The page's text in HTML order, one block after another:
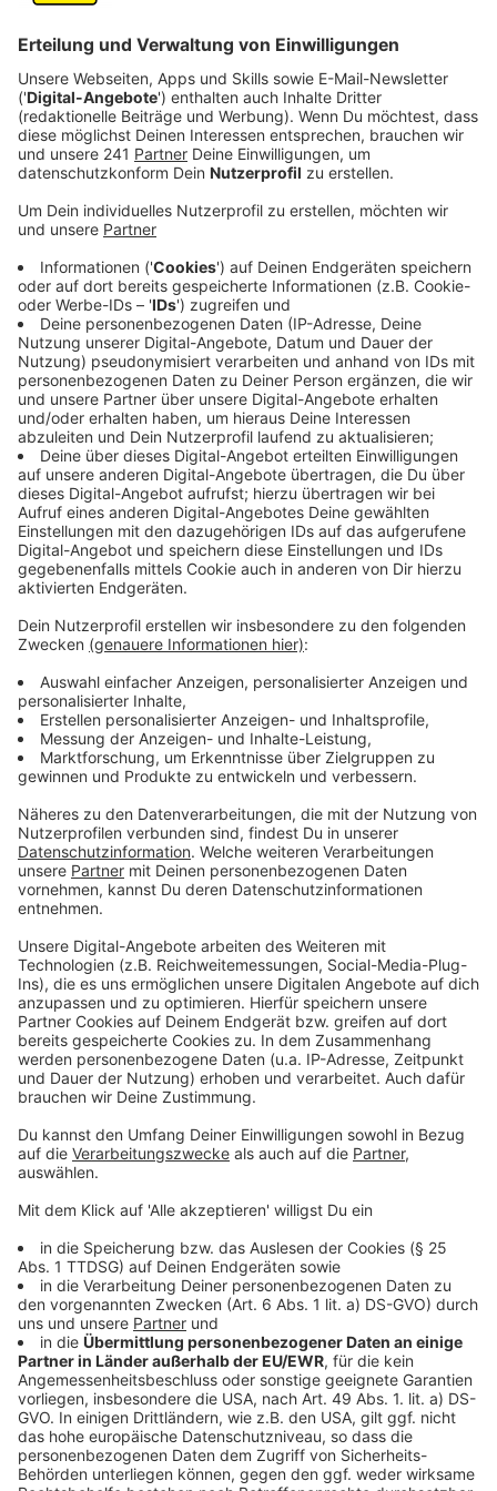
Kennt ihr das Gefühl, wenn euch jemand für etwas
dankbar ist und dabei ein Leuchten in den Augen hat?
Bei der Vorstellung bekomme ich jetzt immer noch
Gänsehaut. Ist mir vor ein paar Tagen mit meiner 86-
jährigen Nachbarin so passiert.
Sie stand plötzlich zusammen mit einer Pflegerin ihres
Pflegedienstes vor meiner Wohnungstür und klagte
über ihre Heizung. Irgendetwas stimme damit nicht
und ihr sei ganz kalt.
Am Anfang habe ich etwas gezögert. Ihr müsst wissen:
ich bin schon froh, wenn ich einen Nachtschrank von
Ikea, der aus fünf Teilen besteht, irgendwie
zusammenklöppeln kann.
Aber gut, ich habe es dann einfach mal probiert.
Also bin ich der alten Dame in ihre Wohnung gefolgt
und dann sah ich sie: eine Heizung, eingepfercht in
einen dunklen Schrank- die Türen standen
sperrangelweit auf. Von außen erinnerte mich die
Heizung an den Maschinenraum eines
Kreuzfahrtschiffes. Vier Regler, die alle aussahen, als
würden sie mir sagen wollen: „Wehe, du drehst an mir
herum. Dann kannst du was erleben!“
Das Risiko wollte ich definitiv nicht eingehen und habe
deswegen meine Vermieterin über WhatsApp
angeschrieben, die auch mir schon in vielen Situationen
helfen konnte. Sie hat sich dann darum gekümmert,
dass innerhalb von zwanzig Minuten ein
Heizungsinstallateur vor Ort war und im Handumdrehen
den „Dampfer“ wieder flottgemacht hat.
Ich war sehr erleichtert, dass das Problem schnell
behoben werden konnte. Und meine Nachbarin auch.
Ich wollte gerade zurück in meine Wohnung, da zog sie
mich am Ärmel und flüsterte mit leuchtenden Augen
ganz leise: „DANKE.“
Mein Tag war gerettet. In dieser Situation habe ich
einfach wieder gemerkt, wie schön es ist, wenn man
füreinander da ist.
Anzeige
Anzeige